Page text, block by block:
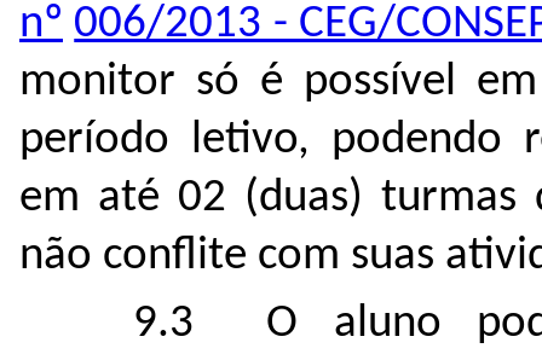
nº 006/2013 - CEG/
monitor só é possível
período letivo, podendo
em até 02 (duas) turmas
não conﬂite com suas
9.3 O aluno